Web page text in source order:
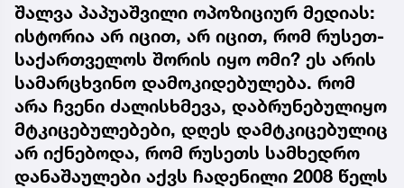
შალვა პაპუაშვილი ოპოზიციურ მედიას:
ისტორია არ იცით, არ იცით, რომ რუსეთ-
საქართველოს შორის იყო ომი? ეს არის
სამარცხვინო დამოკიდებულება. რომ
არა ჩვენი ძალისხმევა, დაბრუნებულიყო
მტკიცებულებები, დღეს დამტკიცებულიც
არ იქნებოდა, რომ რუსეთს სამხედრო
დანაშაულები აქვს ჩადენილი 2008 წელს